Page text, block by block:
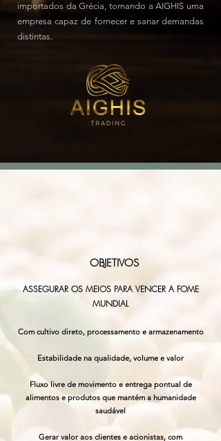
importados da Grécia, tornando a AIGHIS uma
empresa capaz de fornecer e sanar demandas
distintas.
OBJETIVOS
ASSEGURAR OS MEIOS PARA VENCER A FOME
MUNDIAL
Com cultivo direto, processamento e armazenamento
Estabilidade na qualidade, volume e valor
Fluxo livre de movimento e entrega pontual de
alimentos e produtos que mantém a humanidade
saudável
Gerar valor aos clientes e acionistas, com